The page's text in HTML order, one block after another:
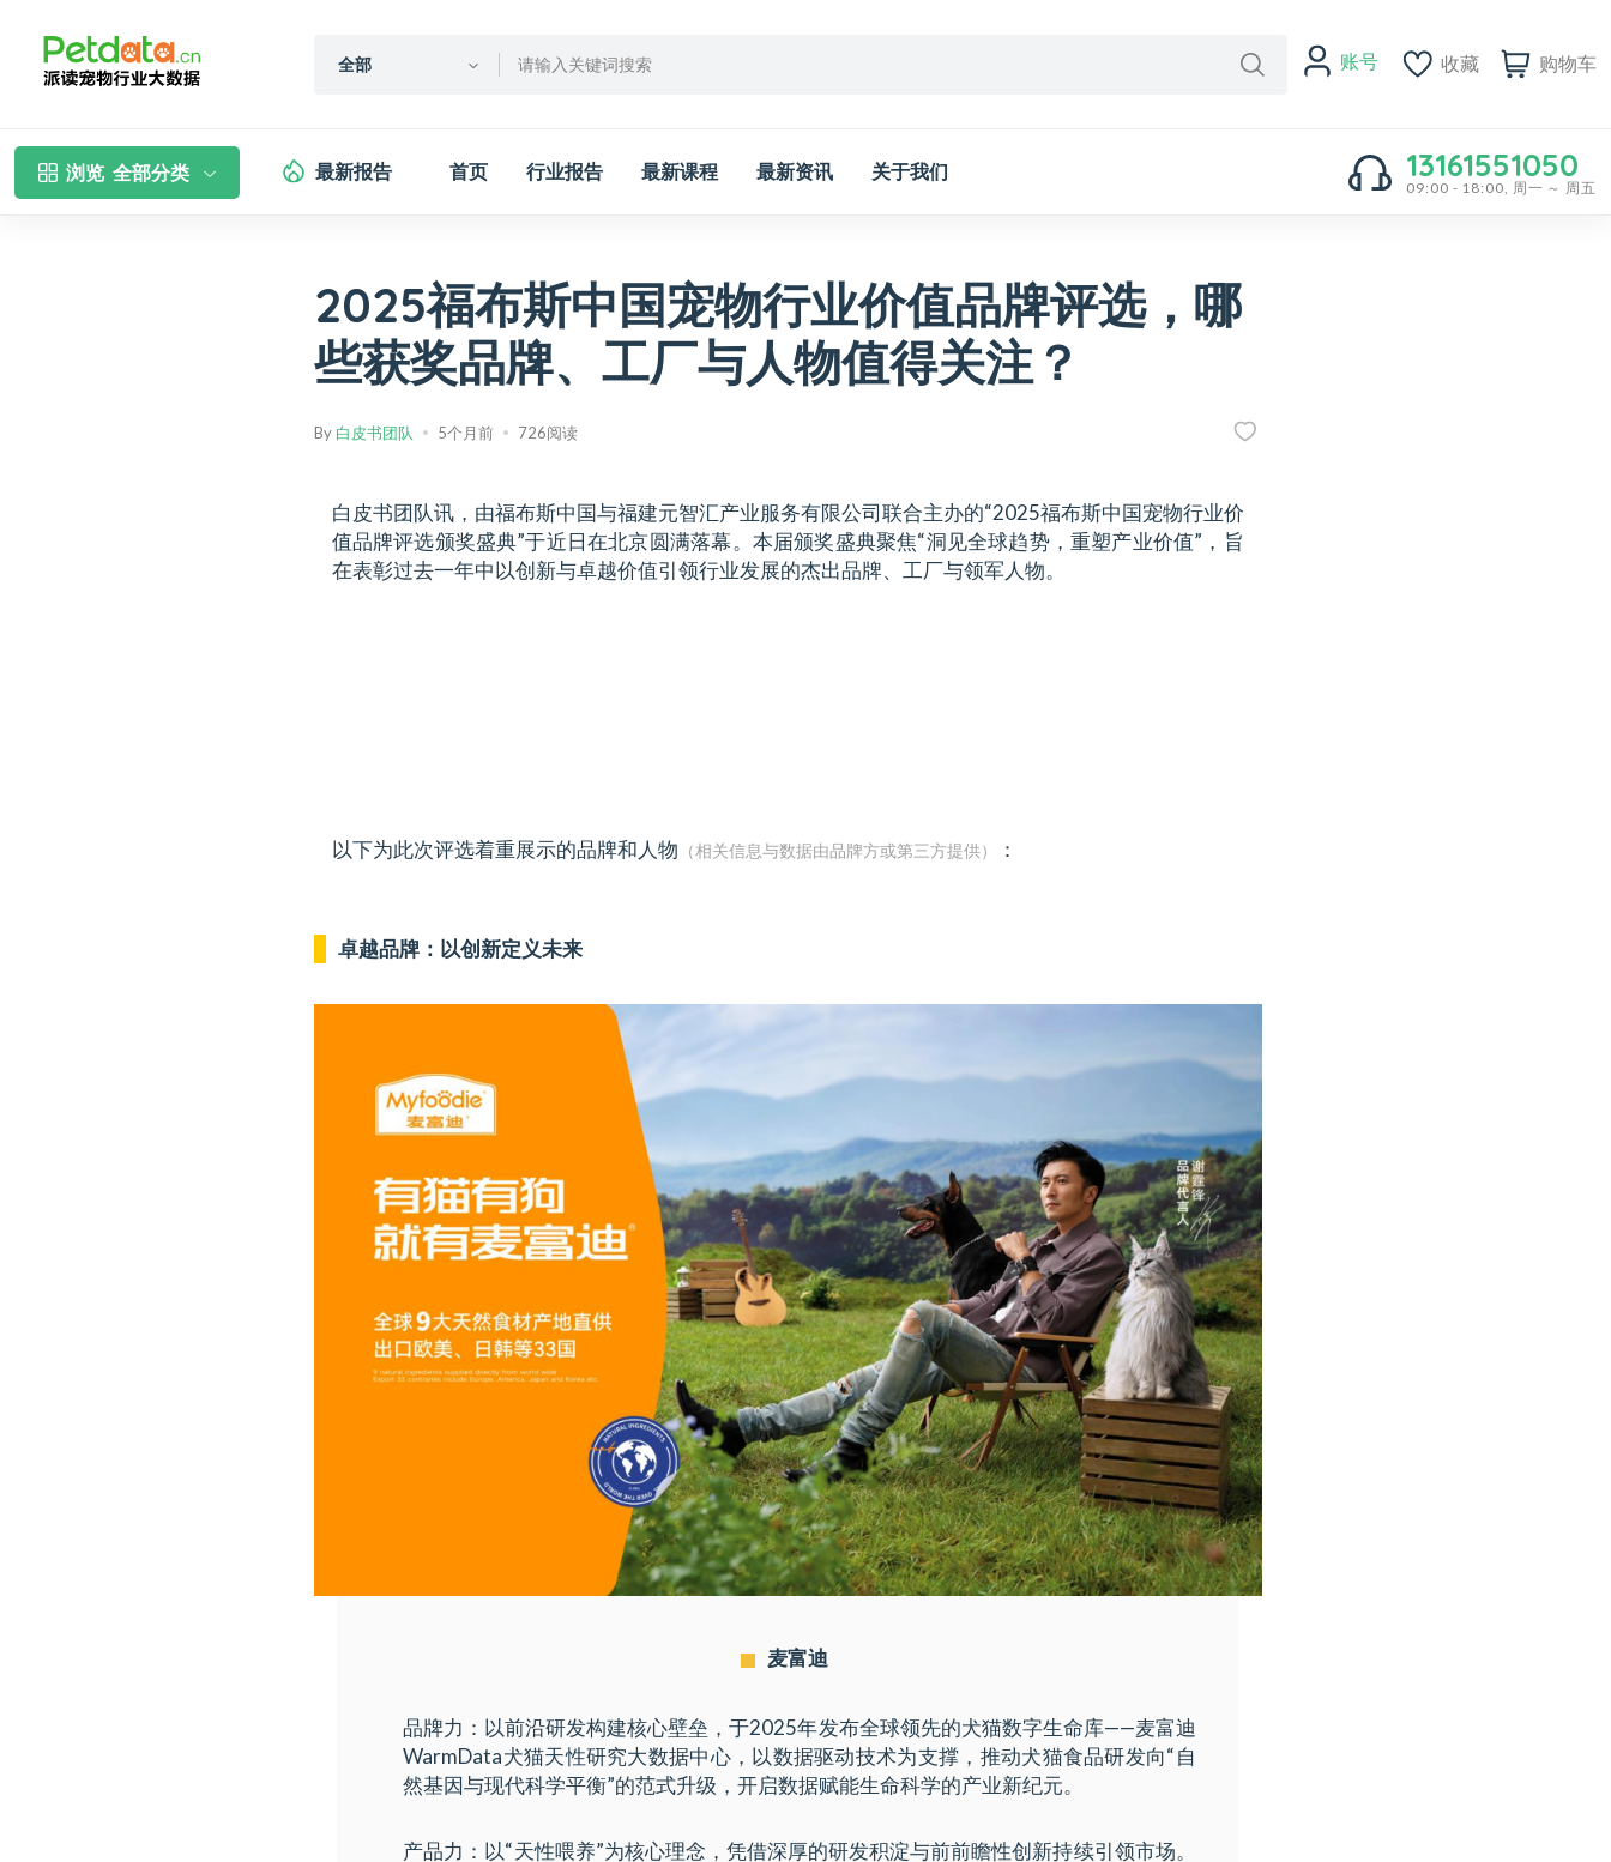
全部 账号 收藏 购物车
浏览 全部分类 最新报告 首页 行业报告 最新课程 最新资讯 关于我们 13161551050
09:00 - 18:00, 周一 ～ 周五
2025福布斯中国宠物行业价值品牌评选，哪
些获奖品牌、工厂与人物值得关注？
By 白皮书团队 5个月前 726阅读
白皮书团队讯，由福布斯中国与福建元智汇产业服务有限公司联合主办的“2025福布斯中国宠物行业价
值品牌评选颁奖盛典”于近日在北京圆满落幕。本届颁奖盛典聚焦“洞见全球趋势，重塑产业价值”，旨
在表彰过去一年中以创新与卓越价值引领行业发展的杰出品牌、工厂与领军人物。
以下为此次评选着重展示的品牌和人物 （相关信息与数据由品牌方或第三方提供） ：
卓越品牌：以创新定义未来
麦富迪
品牌力：以前沿研发构建核心壁垒，于2025年发布全球领先的犬猫数字生命库——麦富迪
WarmData犬猫天性研究大数据中心，以数据驱动技术为支撑，推动犬猫食品研发向“自
然基因与现代科学平衡”的范式升级，开启数据赋能生命科学的产业新纪元。
产品力：以“天性喂养”为核心理念，凭借深厚的研发积淀与前前瞻性创新持续引领市场。